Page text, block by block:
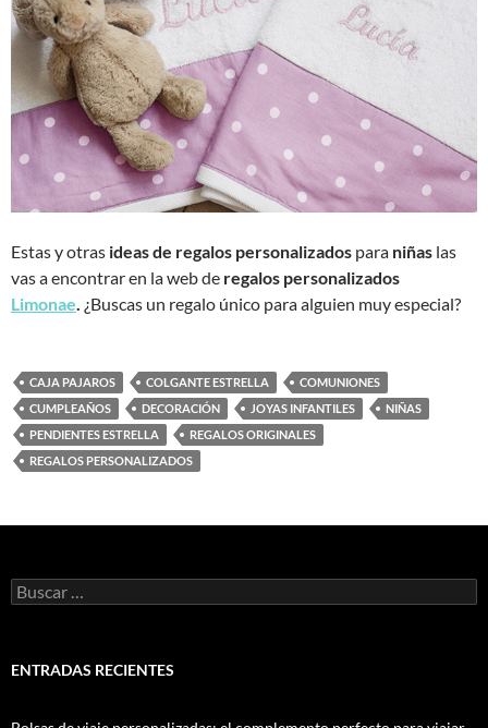
Estas y otras ideas de regalos personalizados para niñas las
vas a encontrar en la web de regalos personalizados
Limonae ¿Buscas un regalo único para alguien muy especial?
CAJA PAJAROS COLGANTE ESTRELLA
COMUNIONES
CUMPLEAÑOS
DECORACIÓN JOYAS INFANTILES
NIÑAS
PENDIENTES ESTRELLA
REGALOS ORIGINALES
REGALOS PERSONALIZADOS
ENTRADAS RECIENTES